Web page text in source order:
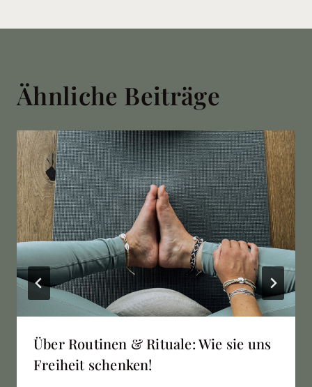
Ähnliche Beiträge
Über Routinen & Rituale: Wie sie uns
Freiheit schenken!